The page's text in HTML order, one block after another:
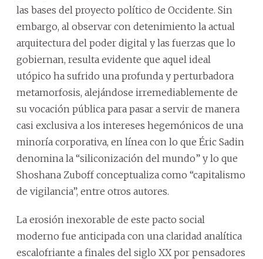
las bases del proyecto político de Occidente. Sin
embargo, al observar con detenimiento la actual
arquitectura del poder digital y las fuerzas que lo
gobiernan, resulta evidente que aquel ideal
utópico ha sufrido una profunda y perturbadora
metamorfosis, alejándose irremediablemente de
su vocación pública para pasar a servir de manera
casi exclusiva a los intereses hegemónicos de una
minoría corporativa, en línea con lo que Éric Sadin
denomina la “siliconización del mundo” y lo que
Shoshana Zuboff conceptualiza como “capitalismo
de vigilancia”, entre otros autores.
La erosión inexorable de este pacto social
moderno fue anticipada con una claridad analítica
escalofriante a finales del siglo XX por pensadores